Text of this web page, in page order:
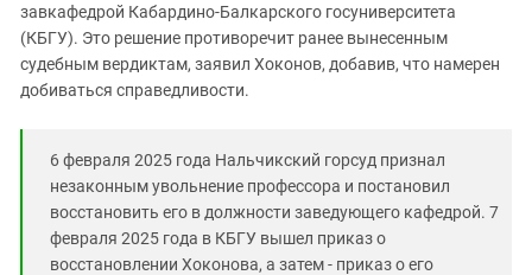
ЮФО
завкафедрой Кабардино-Балкарского госуниверситета
(КБГУ). Это решение противоречит ранее вынесенным
судебным вердиктам, заявил Хоконов, добавив, что намерен
добиваться справедливости.
6 февраля 2025 года Нальчикский горсуд признал
незаконным увольнение профессора и постановил
восстановить его в должности заведующего кафедрой. 7
февраля 2025 года в КБГУ вышел приказ о
восстановлении Хоконова, а затем - приказ о его